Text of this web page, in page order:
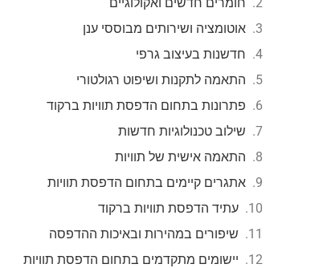
אוטומציה ושירותים מבוססי ענן
חדשנות בעיצוב גרפי
התאמה לתקנות ושיפוט רגולטורי
פתרונות בתחום הדפסת תוויות ברקוד
שילוב טכנולוגיות חדשות
התאמה אישית של תוויות
אתגרים קיימים בתחום הדפסת תוויות
עתיד הדפסת תוויות ברקוד
שיפורים במהירות ובאיכות ההדפסה
יישומים מתקדמים בתחום הדפסת תוויות